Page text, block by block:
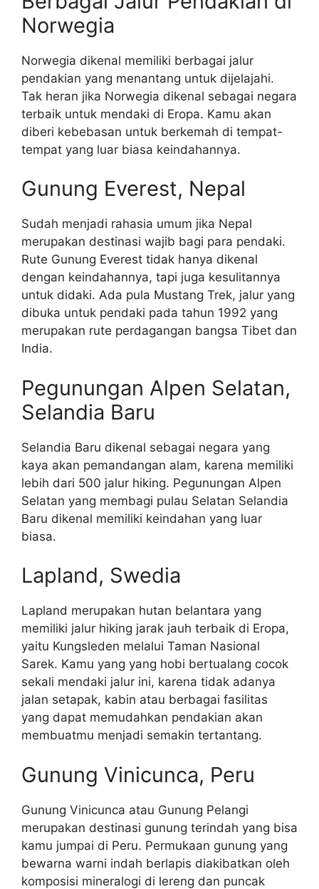
Norwegia
Norwegia dikenal memiliki berbagai jalur
pendakian yang menantang untuk dijelajahi.
Tak heran jika Norwegia dikenal sebagai negara
terbaik untuk mendaki di Eropa. Kamu akan
diberi kebebasan untuk berkemah di tempat-
tempat yang luar biasa keindahannya.
Gunung Everest, Nepal
Sudah menjadi rahasia umum jika Nepal
merupakan destinasi wajib bagi para pendaki.
Rute Gunung Everest tidak hanya dikenal
dengan keindahannya, tapi juga kesulitannya
untuk didaki. Ada pula Mustang Trek, jalur yang
dibuka untuk pendaki pada tahun 1992 yang
merupakan rute perdagangan bangsa Tibet dan
India.
Pegunungan Alpen Selatan,
Selandia Baru
Selandia Baru dikenal sebagai negara yang
kaya akan pemandangan alam, karena memiliki
lebih dari 500 jalur hiking. Pegunungan Alpen
Selatan yang membagi pulau Selatan Selandia
Baru dikenal memiliki keindahan yang luar
biasa.
Lapland, Swedia
Lapland merupakan hutan belantara yang
memiliki jalur hiking jarak jauh terbaik di Eropa,
yaitu Kungsleden melalui Taman Nasional
Sarek. Kamu yang yang hobi bertualang cocok
sekali mendaki jalur ini, karena tidak adanya
jalan setapak, kabin atau berbagai fasilitas
yang dapat memudahkan pendakian akan
membuatmu menjadi semakin tertantang.
Gunung Vinicunca, Peru
Gunung Vinicunca atau Gunung Pelangi
merupakan destinasi gunung terindah yang bisa
kamu jumpai di Peru. Permukaan gunung yang
bewarna warni indah berlapis diakibatkan oleh
komposisi mineralogi di lereng dan puncak